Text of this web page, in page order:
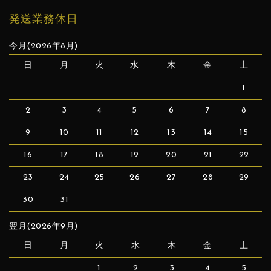
発送業務休日
今月(2026年8月)
日 月 火 水 木 金 土
1
2 3 4 5 6 7 8
9 10 11 12 13 14 15
16 17 18 19 20 21 22
23 24 25 26 27 28 29
30 31
翌月(2026年9月)
日 月 火 水 木 金 土
1 2 3 4 5